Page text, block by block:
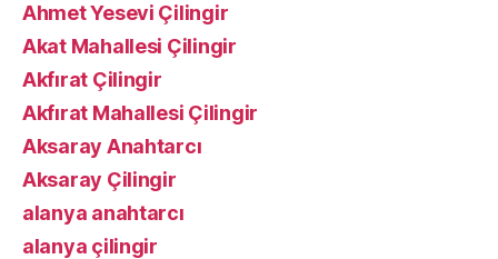
Ahmet Yesevi Çilingir
Akat Mahallesi Çilingir
Akfırat Çilingir
Akfırat Mahallesi Çilingir
Aksaray Anahtarcı
Aksaray Çilingir
alanya anahtarcı
alanya çilingir